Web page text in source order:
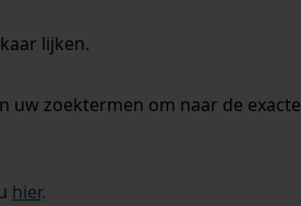
lijken.
uw zoektermen om naar de exacte
hier.